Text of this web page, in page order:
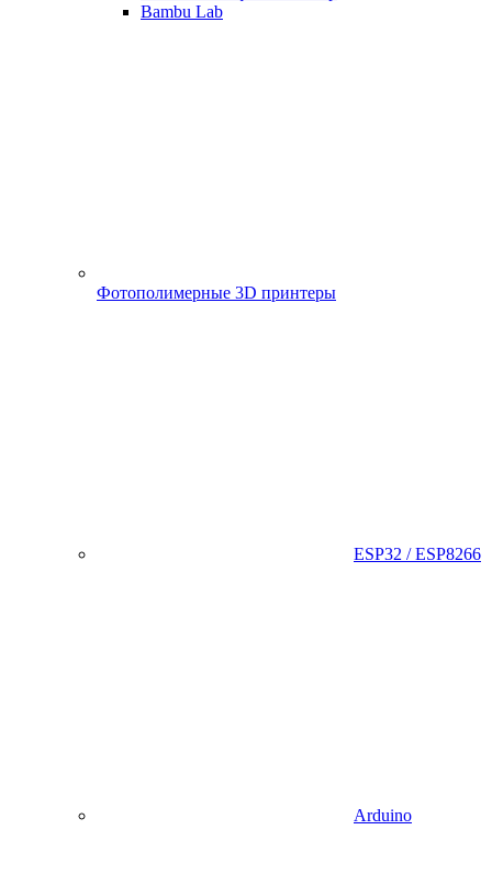
Bambu Lab
Фотополимерные 3D принтеры
ESP32 / ESP8266
Arduino